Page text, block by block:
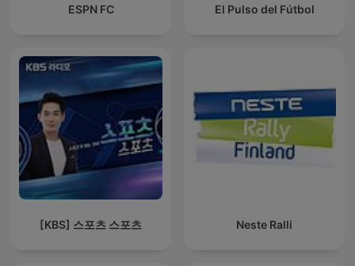
ESPN FC El Pulso del Fútbol
[KBS] 스포츠 스포츠 Neste Ralli